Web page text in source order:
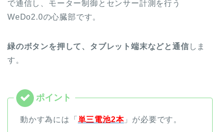
で通信し、モーター制御とセンサー計測を行う
WeDo2.0の心臓部です。
緑のボタンを押して、タブレット端末などと通信 しま
す。
動かす為には「 単三電池2本」が必要です。